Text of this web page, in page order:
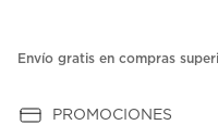
Envío gratis en compras
PROMOCIONES